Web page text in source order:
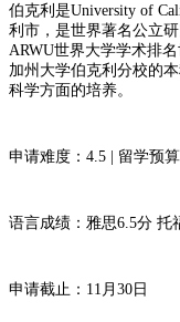
伯克利是University of
利市，是世界著名公立
ARWU世界大学学术排
加州大学伯克利分校的
科学方面的培养。
申请难度：4.5 | 留学预
语言成绩：雅思6.5分 托
申请截止：11月30日